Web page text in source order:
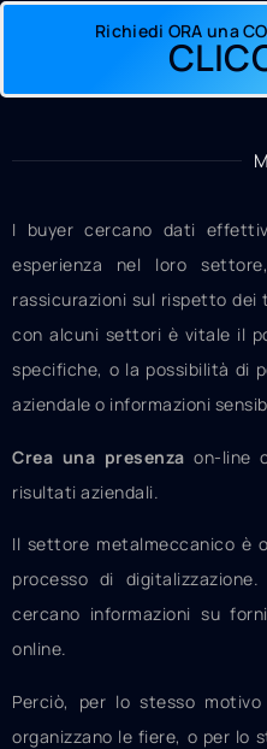
Richiedi ORA una
I buyer cercano dati
esperienza nel loro
rassicurazioni sul rispetto dei
con alcuni settori è vitale il
specifiche, o la possibilità di
aziendale o informazioni
Crea una presenza on-line
risultati aziendali.
Il settore metalmeccanico è
processo di
cercano informazioni su
online.
Perciò, per lo stesso
organizzano le fiere, o per lo